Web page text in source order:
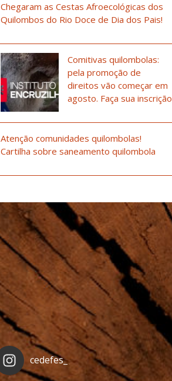
Chegaram as Cestas Afroecológicas dos
Quilombos do Rio Doce de Dia dos Pais!
Comitivas quilombolas:
pela promoção de
direitos vão começar em
agosto. Faça sua inscrição
Atenção comunidades quilombolas!
Cartilha sobre saneamento quilombola
cedefes_